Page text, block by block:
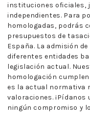
instituciones oficiales,
independientes. Para
homologadas, podrás
presupuestos de
España. La admisión
diferentes entidades
legislación actual.
homologación
es la actual normativa
valoraciones.
ningún compromiso y